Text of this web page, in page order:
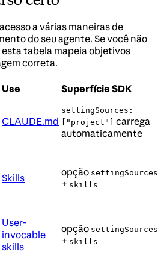
a várias maneiras de
do seu agente. Se você não
tabela mapeia objetivos
correta.
Use
Superfície SDK
CLAUDE.md
settingSources:
["project"]
carrega
automaticamente
Skills opção settingSources
+ skills
User-
invocable
skills
opção settingSources
+ skills